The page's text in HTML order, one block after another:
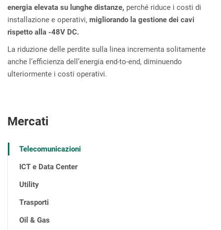
energia elevata su lunghe distanze, perché riduce i costi di
installazione e operativi, migliorando la gestione dei cavi
rispetto alla -48V DC.
La riduzione delle perdite sulla linea incrementa solitamente
anche l’efficienza dell’energia end-to-end, diminuendo
ulteriormente i costi operativi.
Mercati
Telecomunicazioni
ICT e Data Center
Utility
Trasporti
Oil & Gas